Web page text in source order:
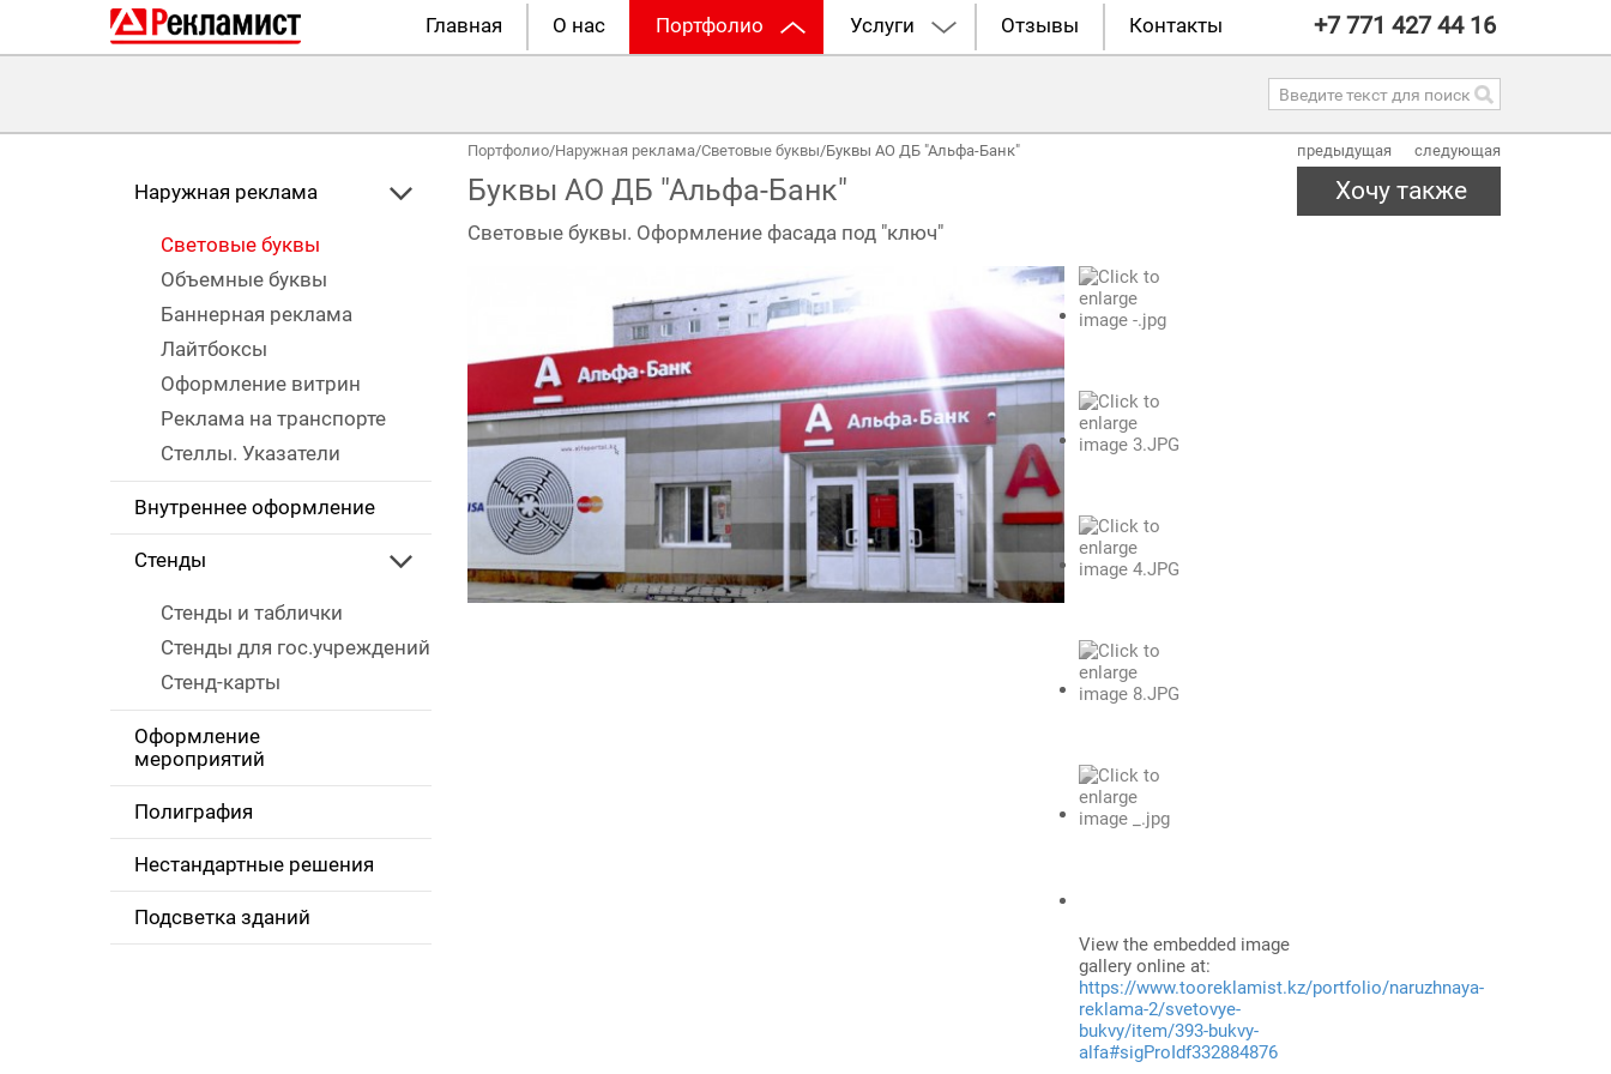
Главная О нас Портфолио Услуги Отзывы Контакты +7 771 427 44 16
Наружная реклама
Световые буквы
Объемные буквы
Баннерная реклама
Лайтбоксы
Оформление витрин
Реклама на транспорте
Стеллы. Указатели
Внутреннее оформление
Стенды
Стенды и таблички
Стенды для гос.учреждений
Стенд-карты
Оформление
мероприятий
Полиграфия
Нестандартные решения
Подсветка зданий
Портфолио/Наружная реклама/Световые буквы/Буквы АО ДБ "Альфа-Банк"
Буквы АО ДБ "Альфа-Банк" Хочу также
Световые буквы. Оформление фасада под "ключ"
View the embedded image
gallery online at:
https://www.tooreklamist.kz/portfolio/naruzhnaya-
reklama-2/svetovye-
bukvy/item/393-bukvy-
alfa#sigProIdf332884876
предыдущая следующая